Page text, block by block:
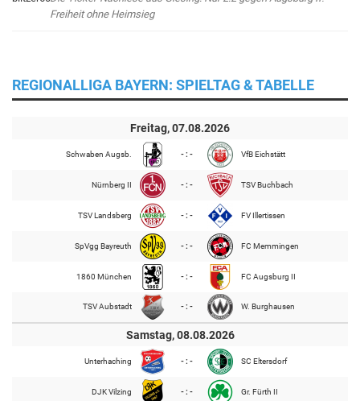
Freiheit ohne Heimsieg
REGIONALLIGA BAYERN: SPIELTAG & TABELLE
Freitag, 07.08.2026
Schwaben Augsb. - : - VfB Eichstätt
Nürnberg II - : - TSV Buchbach
TSV Landsberg - : - FV Illertissen
SpVgg Bayreuth - : - FC Memmingen
1860 München - : - FC Augsburg II
TSV Aubstadt - : - W. Burghausen
Samstag, 08.08.2026
Unterhaching - : - SC Eltersdorf
DJK Vilzing - : - Gr. Fürth II